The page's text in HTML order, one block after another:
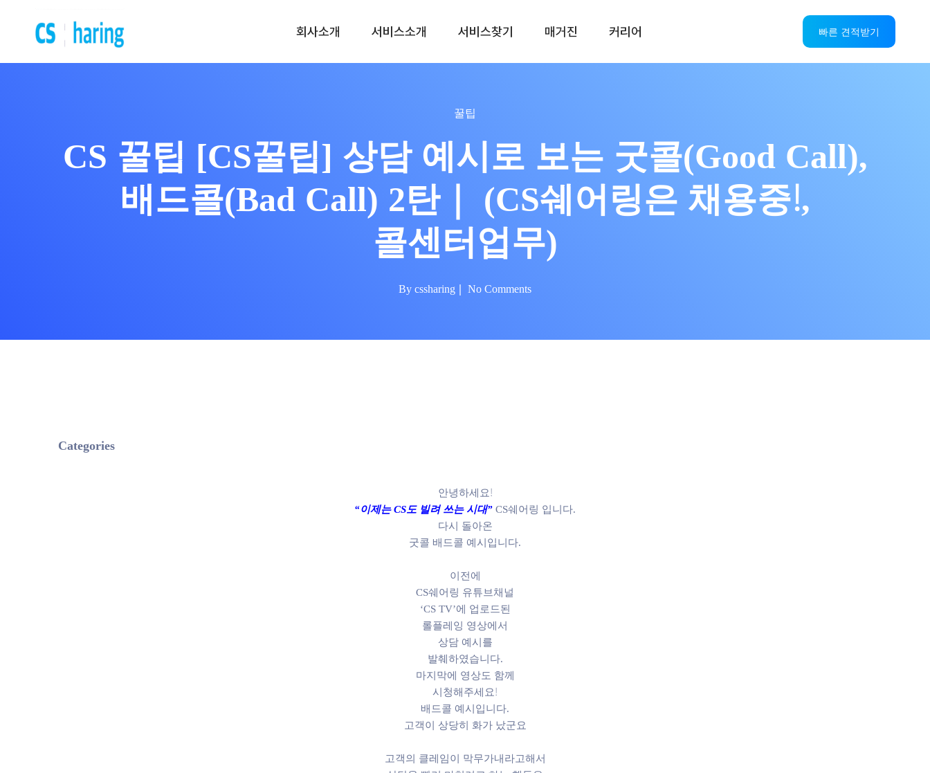
회사소개 서비스소개
CS대행 서비스
CS 토탈서비스
CS 전담 서비스
CS 쉐어링 서비스
서비스찾기 매거진 커리어 빠른 견적받기
꿀팁
CS 꿀팁 [CS꿀팁] 상담 예시로 보는 굿콜(Good Call),
배드콜(Bad Call) 2탄｜ (CS쉐어링은 채용중!,
콜센터업무)
Bycssharing No Comments
Categories
안녕하세요!
“이제는 CS도 빌려 쓰는 시대”CS쉐어링 입니다.
다시 돌아온
굿콜 배드콜 예시입니다.
이전에
CS쉐어링 유튜브채널
‘CS TV’에 업로드된
롤플레잉 영상에서
상담 예시를
발췌하였습니다.
마지막에 영상도 함께
시청해주세요!
배드콜 예시입니다.
고객이 상당히 화가 났군요
고객의 클레임이 막무가내라고해서